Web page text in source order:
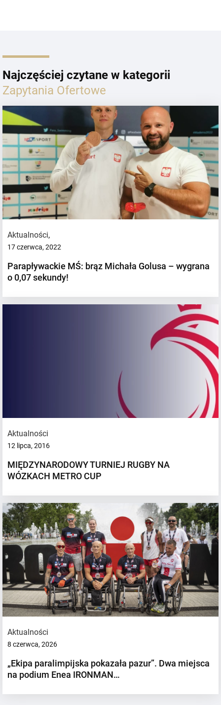
Najczęściej czytane w kategorii
Zapytania Ofertowe
Aktualności,
17 czerwca, 2022
Parapływackie MŚ: brąz Michała Golusa – wygrana
o 0,07 sekundy!
Aktualności
12 lipca, 2016
MIĘDZYNARODOWY TURNIEJ RUGBY NA
WÓZKACH METRO CUP
Aktualności
8 czerwca, 2026
„Ekipa paralimpijska pokazała pazur”. Dwa miejsca
na podium Enea IRONMAN…